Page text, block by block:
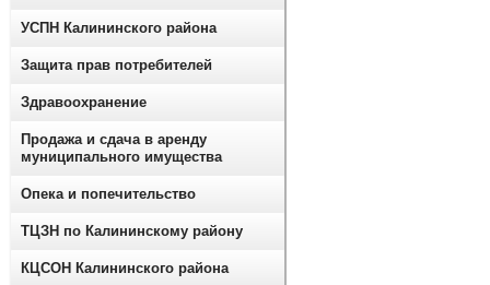
УСПН Калининского района
Защита прав потребителей
Здравоохранение
Продажа и сдача в аренду
муниципального имущества
Опека и попечительство
ТЦЗН по Калининскому району
КЦСОН Калининского района